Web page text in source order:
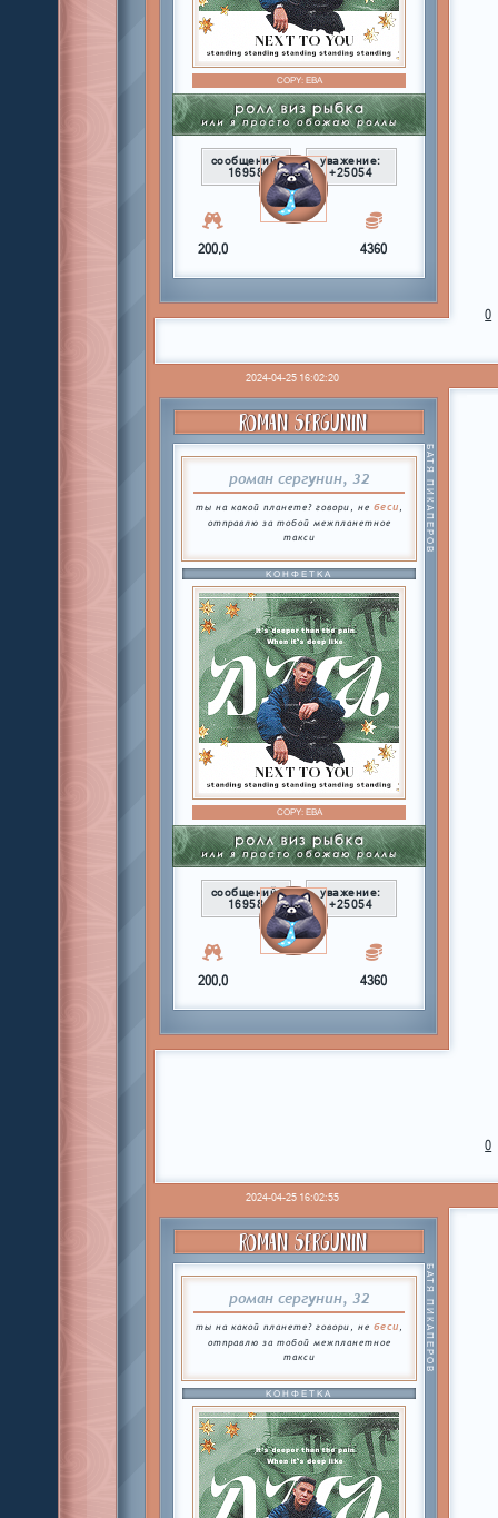
COPY:ЕВА
сообщений:
16958
уважение:
+25054
200,0 4360
0
2024-04-25 16:02:20
ROMAN SERGUNIN
роман сергунин, 32
ты на какой планете? говори, не беси
отправлю за тобой межпланетное
такси
БАТЯ ПИКАПЕРОВ
КОНФЕТКА
COPY:ЕВА
сообщений:
16958
уважение:
+25054
200,0 4360
0
2024-04-25 16:02:55
ROMAN SERGUNIN
роман сергунин, 32
ты на какой планете? говори, не беси,
отправлю за тобой межпланетное
такси
БАТЯ ПИКАПЕРОВ
КОНФЕТКА